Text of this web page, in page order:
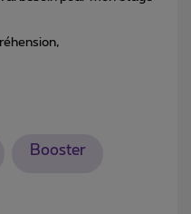
Booster